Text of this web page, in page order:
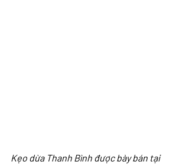
Kẹo dừa Thanh Bình được bày bán tại